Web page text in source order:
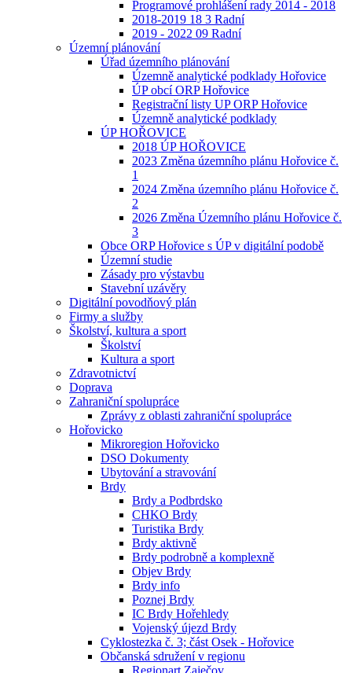
Programové prohlášení rady 2014 - 2018
2018-2019 18 3 Radní
2019 - 2022 09 Radní
Územní plánování
Úřad územního plánování
Územně analytické podklady Hořovice
ÚP obcí ORP Hořovice
Registrační listy UP ORP Hořovice
Územně analytické podklady
ÚP HOŘOVICE
2018 ÚP HOŘOVICE
2023 Změna územního plánu Hořovice č.
1
2024 Změna územního plánu Hořovice č.
2
2026 Změna Územního plánu Hořovice č.
3
Obce ORP Hořovice s ÚP v digitální podobě
Územní studie
Zásady pro výstavbu
Stavební uzávěry
Digitální povodňový plán
Firmy a služby
Školství, kultura a sport
Školství
Kultura a sport
Zdravotnictví
Doprava
Zahraniční spolupráce
Zprávy z oblasti zahraniční spolupráce
Hořovicko
Mikroregion Hořovicko
DSO Dokumenty
Ubytování a stravování
Brdy
Brdy a Podbrdsko
CHKO Brdy
Turistika Brdy
Brdy aktivně
Brdy podrobně a komplexně
Objev Brdy
Brdy info
Poznej Brdy
IC Brdy Hořehledy
Vojenský újezd Brdy
Cyklostezka č. 3; část Osek - Hořovice
Občanská sdružení v regionu
Regionart Zaječov